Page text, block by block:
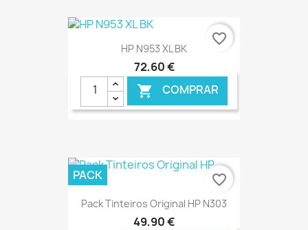
€ ONLINE
HP N953 XL BK
72,60 €
 COMPRAR
€ ONLINE
favorite_border
Pack Tinteiros Original HP N303
49,90 €
PACK favorite_border